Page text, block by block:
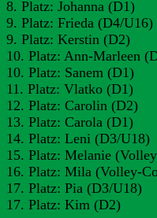
8. Platz: Johanna (D1)
9. Platz: Frieda (D4/U16)
9. Platz: Kerstin (D2)
10. Platz: Ann-Marleen
10. Platz: Sanem (D1)
11. Platz: Vlatko (D1)
12. Platz: Carolin (D2)
13. Platz: Carola (D1)
14. Platz: Leni (D3/U18)
15. Platz: Melanie
16. Platz: Mila (Volley-
17. Platz: Pia (D3/U18)
17. Platz: Kim (D2)